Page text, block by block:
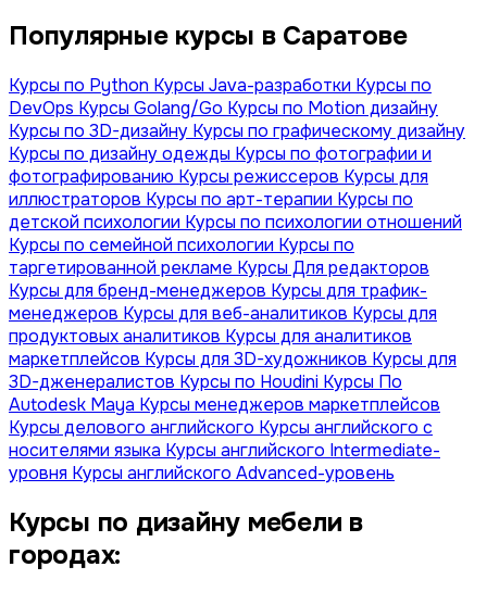
Популярные курсы в Саратове
Курсы по Python Курсы Java-разработки Курсы по
DevOps Курсы Golang/Go Курсы по Motion дизайну
Курсы по 3D-дизайну Курсы по графическому дизайну
Курсы по дизайну одежды Курсы по фотографии и
фотографированию Курсы режиссеров Курсы для
иллюстраторов Курсы по арт-терапии Курсы по
детской психологии Курсы по психологии отношений
Курсы по семейной психологии Курсы по
таргетированной рекламе Курсы Для редакторов
Курсы для бренд-менеджеров Курсы для трафик-
менеджеров Курсы для веб-аналитиков Курсы для
продуктовых аналитиков Курсы для аналитиков
маркетплейсов Курсы для 3D-художников Курсы для
3D-дженералистов Курсы по Houdini Курсы По
Autodesk Maya Курсы менеджеров маркетплейсов
Курсы делового английского Курсы английского с
носителями языка Курсы английского Intermediate-
уровня Курсы английского Advanced-уровень
Курсы по дизайну мебели в
городах: